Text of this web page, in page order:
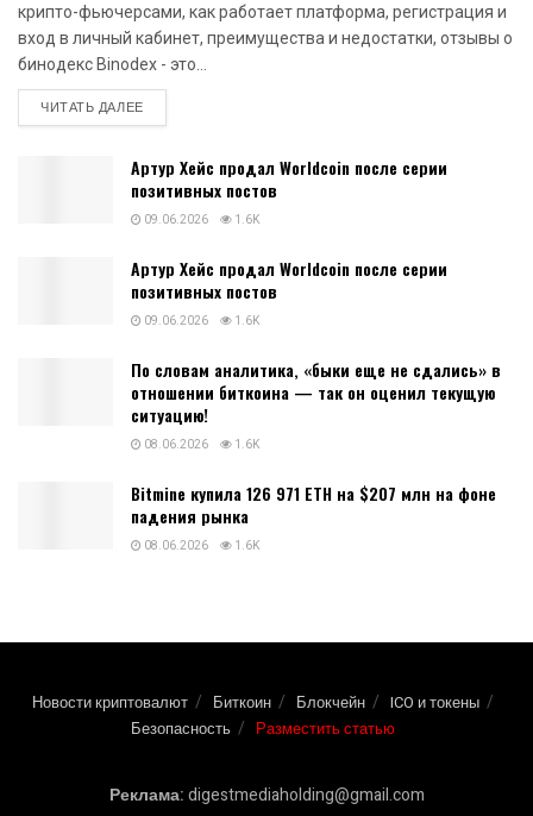
крипто-фьючерсами, как работает платформа, регистрация и
вход в личный кабинет, преимущества и недостатки, отзывы о
бинодекс Binodex - это...
ЧИТАТЬ ДАЛЕЕDETAILS
Артур Хейс продал Worldcoin после серии
позитивных постов
09.06.2026 1.6K
Артур Хейс продал Worldcoin после серии
позитивных постов
09.06.2026 1.6K
По словам аналитика, «быки еще не сдались» в
отношении биткоина — так он оценил текущую
ситуацию!
08.06.2026 1.6K
Bitmine купила 126 971 ETH на $207 млн на фоне
падения рынка
08.06.2026 1.6K
Новости криптовалют Биткоин Блокчейн
ICO и токены
Безопасность
Разместить статью
Реклама:digestmediaholding@gmail.com